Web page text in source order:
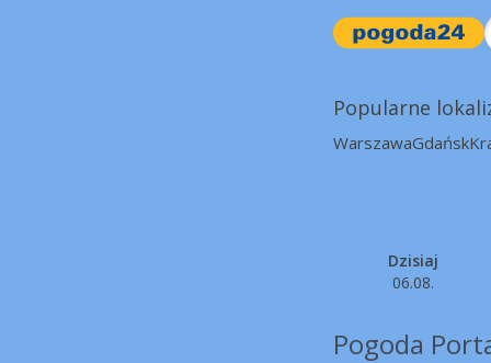
Popularne
WarszawaGdańsk
Dzisiaj
06.08.
Pogoda